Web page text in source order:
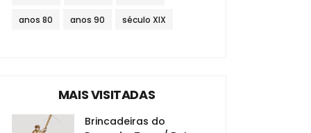
anos 80 anos 90 século XIX
MAIS VISITADAS
Brincadeiras do